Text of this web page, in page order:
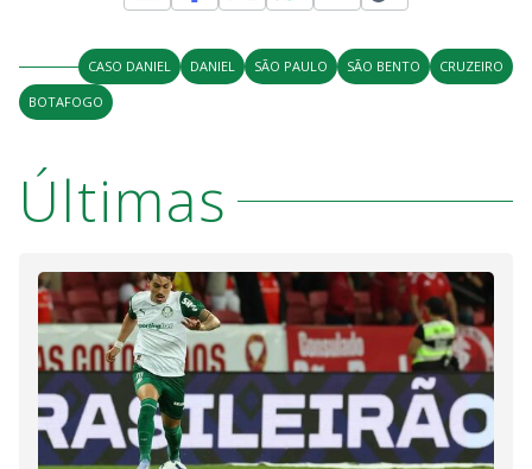
CASO DANIEL DANIEL SÃO PAULO SÃO BENTO
CRUZEIRO
BOTAFOGO
Últimas